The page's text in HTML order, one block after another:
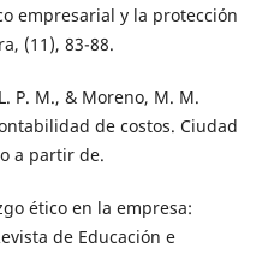
empresarial y la protección
(11), 83-88.
P. M., & Moreno, M. M.
de costos. Ciudad
a partir de.
ético en la empresa:
de Educación e